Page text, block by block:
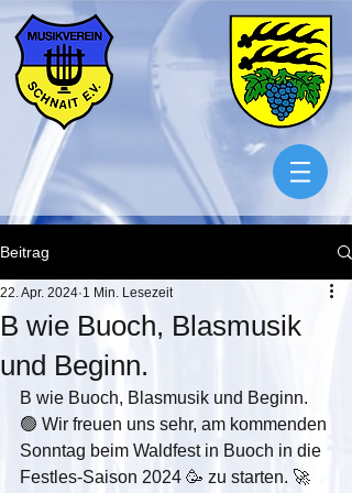
Beitrag
B wie Buoch, Blasmusik
und Beginn.
22. Apr. 2024 1 Min. Lesezeit
B wie Buoch, Blasmusik und Beginn.
🟢 Wir freuen uns sehr, am kommenden
Sonntag beim Waldfest in Buoch in die
Festles-Saison 2024 🥳 zu starten. 🚀